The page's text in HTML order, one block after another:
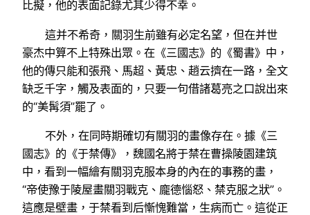
比擬，他的表面記錄尤其少得不幸。
這并不希奇，關羽生前雖有必定名望，但在并世
豪杰中算不上特殊出眾。在《三國志》的《蜀書》中，
他的傳只能和張飛、馬超、黃忠、趙云擠在一路，全文
缺乏千字，觸及表面的，只要一句借諸葛亮之口說出來
的“美髯須”罷了。
不外，在同時期確切有關羽的畫像存在。據《三
國志》的《于禁傳》，魏國名將于禁在曹操陵園建筑
中，看到一幅繪有關羽克服本身的內在的事務的畫，
“帝使豫于陵屋畫關羽戰克、龐德惱怒、禁克服之狀”。
這應是壁畫，于禁看到后慚愧難當，生病而亡。這從正